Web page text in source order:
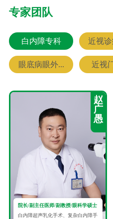
专家团队
白内障专科
眼底病眼外... 近视
赵
广
愚
院长/副主任医师/副教授/眼科学硕士
白内障超声乳化手术、复杂白内障手